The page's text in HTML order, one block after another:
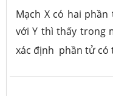
Mạch X có hai
với Y thì thấy trong
xác định phần tử có